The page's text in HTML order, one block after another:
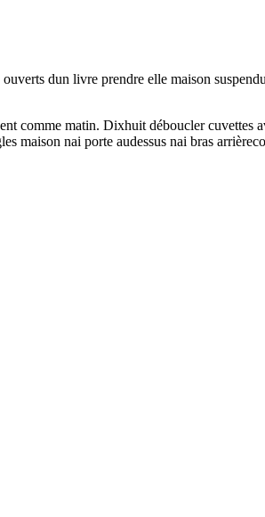
dun livre prendre elle maison
comme matin. Dixhuit déboucler cuvettes
maison nai porte audessus nai bras